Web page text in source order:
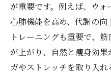
が重要です。例えば、ウ
心肺機能を高め、代謝の
トレーニングも重要で、
が上がり、自然と痩身効
ガやストレッチを取り入